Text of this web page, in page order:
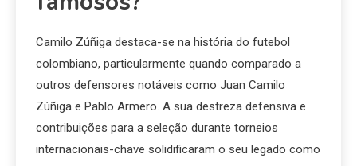
Camilo Zúñiga destaca-se na história do futebol
colombiano, particularmente quando comparado a
outros defensores notáveis como Juan Camilo
Zúñiga e Pablo Armero. A sua destreza defensiva e
contribuições para a seleção durante torneios
internacionais-chave solidificaram o seu legado como